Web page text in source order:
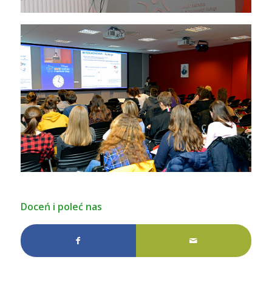
Doceń i poleć nas